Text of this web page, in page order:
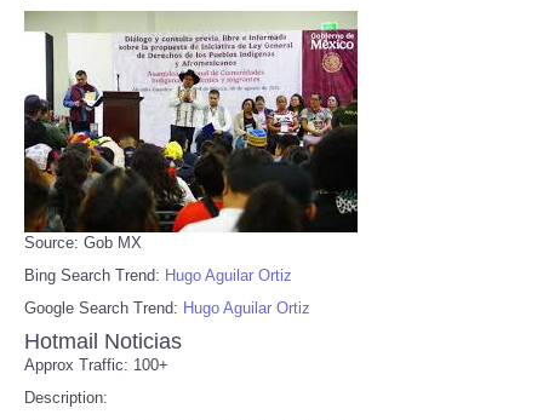
Source: Gob MX
Bing Search Trend: Hugo Aguilar Ortiz
Google Search Trend: Hugo Aguilar Ortiz
Hotmail Noticias
Approx Traffic: 100+
Description: